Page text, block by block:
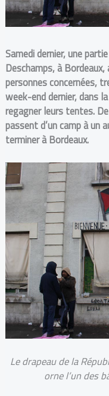
Samedi dernier, une
Deschamps, à Bordeaux,
personnes concernées,
week-end dernier, dans
regagner leurs tentes.
passent d’un camp à un
terminer à Bordeaux.
Le drapeau de la
orne l’un des